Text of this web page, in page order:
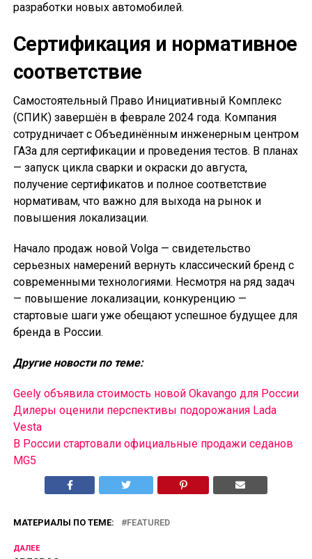
разработки новых автомобилей.
Сертификация и нормативное
соответствие
Самостоятельный Право Инициативный Комплекс
(СПИК) завершён в феврале 2024 года. Компания
сотрудничает с Объединённым инженерным центром
ГАЗа для сертификации и проведения тестов. В планах
— запуск цикла сварки и окраски до августа,
получение сертификатов и полное соответствие
нормативам, что важно для выхода на рынок и
повышения локализации.
Начало продаж новой Volga — свидетельство
серьезных намерений вернуть классический бренд с
современными технологиями. Несмотря на ряд задач
— повышение локализации, конкуренцию —
стартовые шаги уже обещают успешное будущее для
бренда в России.
Другие новости по теме:
Geely объявила стоимость новой Okavango для России
Дилеры оценили перспективы подорожания Lada
Vesta
В России cтартовали официальные продажи седанов
MG5
МАТЕРИАЛЫ ПО ТЕМЕ: FEATURED
ДАЛЕЕ